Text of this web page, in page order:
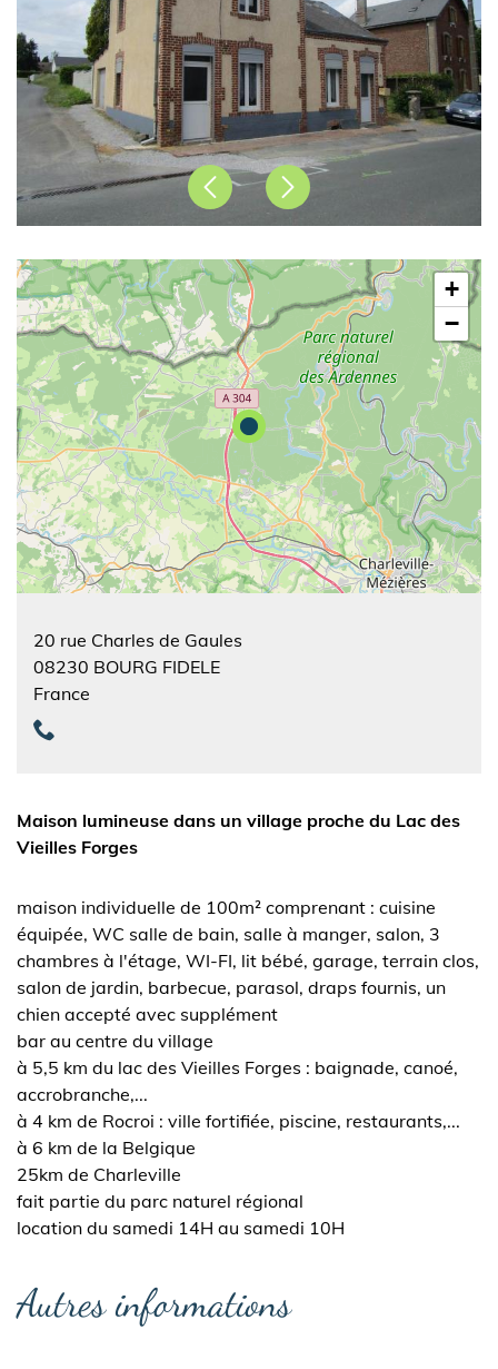
PrécédentSuivant
+
−
20 rue Charles de Gaules
08230 BOURG FIDELE
France
Maison lumineuse dans un village proche du Lac des
Vieilles Forges
maison individuelle de 100m² comprenant : cuisine
équipée, WC salle de bain, salle à manger, salon, 3
chambres à l'étage, WI-FI, lit bébé, garage, terrain clos,
salon de jardin, barbecue, parasol, draps fournis, un
chien accepté avec supplément
bar au centre du village
à 5,5 km du lac des Vieilles Forges : baignade, canoé,
accrobranche,...
à 4 km de Rocroi : ville fortifiée, piscine, restaurants,...
à 6 km de la Belgique
25km de Charleville
fait partie du parc naturel régional
location du samedi 14H au samedi 10H
Autres informations